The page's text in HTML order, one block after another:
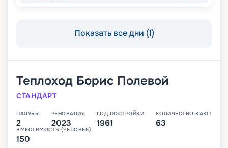
Показать все дни (1)
Теплоход Борис Полевой
СТАНДАРТ
ПАЛУБЫ
2
РЕНОВАЦИЯ
2023
ГОД ПОСТРОЙКИ
1961
КОЛИЧЕСТВО КАЮТ
63
ВМЕСТИМОСТЬ (ЧЕЛОВЕК)
150